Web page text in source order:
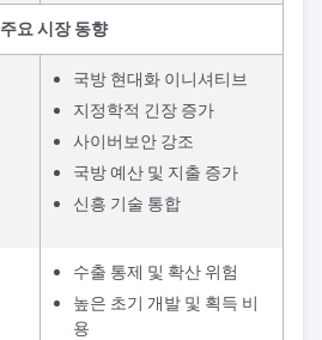
주요 시장 동향
국방 현대화 이니셔티브
지정학적 긴장 증가
사이버보안 강조
국방 예산 및 지출 증가
신흥 기술 통합
수출 통제 및 확산 위험
높은 초기 개발 및 획득 비
용